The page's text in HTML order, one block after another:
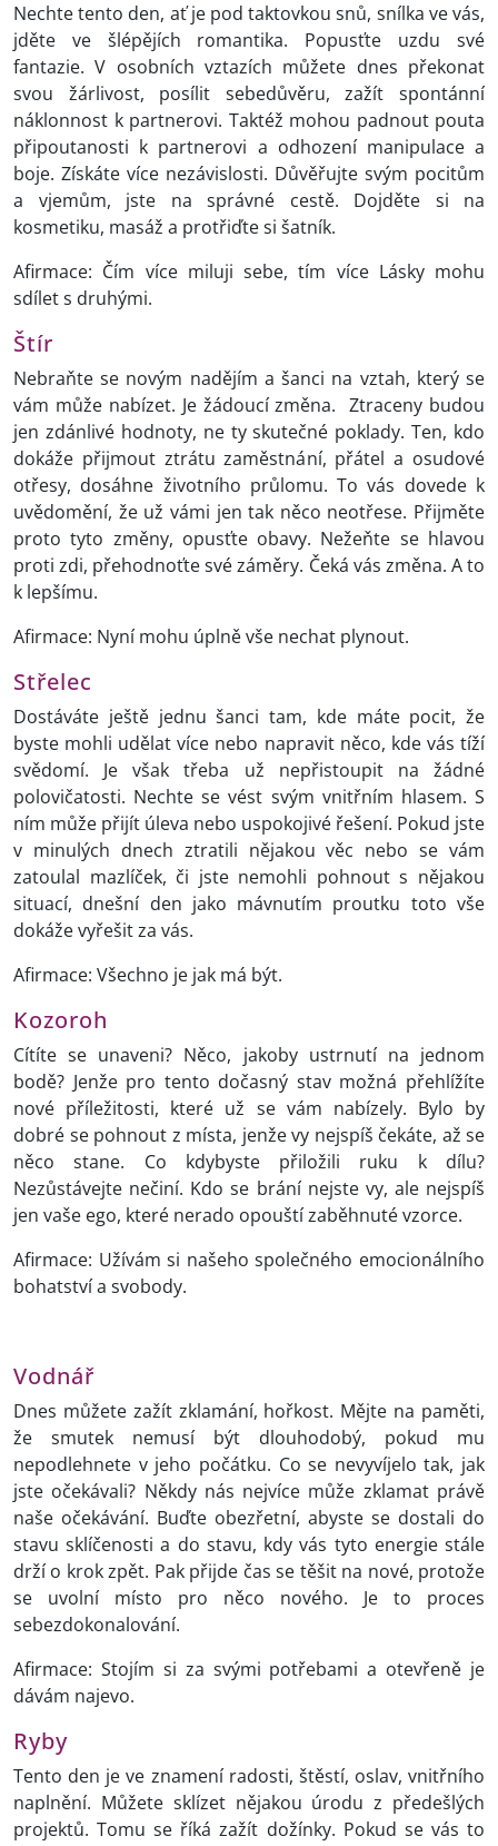
Nechte tento den, ať je pod taktovkou snů, snílka ve vás,
jděte ve šlépějích romantika. Popusťte uzdu své
fantazie. V osobních vztazích můžete dnes překonat
svou žárlivost, posílit sebedůvěru, zažít spontánní
náklonnost k partnerovi. Taktéž mohou padnout pouta
připoutanosti k partnerovi a odhození manipulace a
boje. Získáte více nezávislosti. Důvěřujte svým pocitům
a vjemům, jste na správné cestě. Dojděte si na
kosmetiku, masáž a protřiďte si šatník.
Afirmace: Čím více miluji sebe, tím více Lásky mohu
sdílet s druhými.
Štír
Nebraňte se novým nadějím a šanci na vztah, který se
vám může nabízet. Je žádoucí změna. Ztraceny budou
jen zdánlivé hodnoty, ne ty skutečné poklady. Ten, kdo
dokáže přijmout ztrátu zaměstnání, přátel a osudové
otřesy, dosáhne životního průlomu. To vás dovede k
uvědomění, že už vámi jen tak něco neotřese. Přijměte
proto tyto změny, opusťte obavy. Nežeňte se hlavou
proti zdi, přehodnoťte své záměry. Čeká vás změna. A to
k lepšímu.
Afirmace: Nyní mohu úplně vše nechat plynout.
Střelec
Dostáváte ještě jednu šanci tam, kde máte pocit, že
byste mohli udělat více nebo napravit něco, kde vás tíží
svědomí. Je však třeba už nepřistoupit na žádné
polovičatosti. Nechte se vést svým vnitřním hlasem. S
ním může přijít úleva nebo uspokojivé řešení. Pokud jste
v minulých dnech ztratili nějakou věc nebo se vám
zatoulal mazlíček, či jste nemohli pohnout s nějakou
situací, dnešní den jako mávnutím proutku toto vše
dokáže vyřešit za vás.
Afirmace: Všechno je jak má být.
Kozoroh
Cítíte se unaveni? Něco, jakoby ustrnutí na jednom
bodě? Jenže pro tento dočasný stav možná přehlížíte
nové příležitosti, které už se vám nabízely. Bylo by
dobré se pohnout z místa, jenže vy nejspíš čekáte, až se
něco stane. Co kdybyste přiložili ruku k dílu?
Nezůstávejte nečiní. Kdo se brání nejste vy, ale nejspíš
jen vaše ego, které nerado opouští zaběhnuté vzorce.
Afirmace: Užívám si našeho společného emocionálního
bohatství a svobody.
Vodnář
Dnes můžete zažít zklamání, hořkost. Mějte na paměti,
že smutek nemusí být dlouhodobý, pokud mu
nepodlehnete v jeho počátku. Co se nevyvíjelo tak, jak
jste očekávali? Někdy nás nejvíce může zklamat právě
naše očekávání. Buďte obezřetní, abyste se dostali do
stavu sklíčenosti a do stavu, kdy vás tyto energie stále
drží o krok zpět. Pak přijde čas se těšit na nové, protože
se uvolní místo pro něco nového. Je to proces
sebezdokonalování.
Afirmace: Stojím si za svými potřebami a otevřeně je
dávám najevo.
Ryby
Tento den je ve znamení radosti, štěstí, oslav, vnitřního
naplnění. Můžete sklízet nějakou úrodu z předešlých
projektů. Tomu se říká zažít dožínky. Pokud se vás to